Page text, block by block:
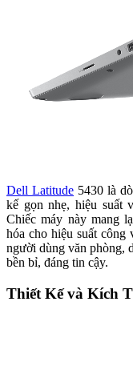
Dell Latitude 5430 là
kế gọn nhẹ, hiệu suất
Chiếc máy này mang
hóa cho hiệu suất
người dùng văn phòng,
bền bỉ, đáng tin cậy.
Thiết Kế và Kích